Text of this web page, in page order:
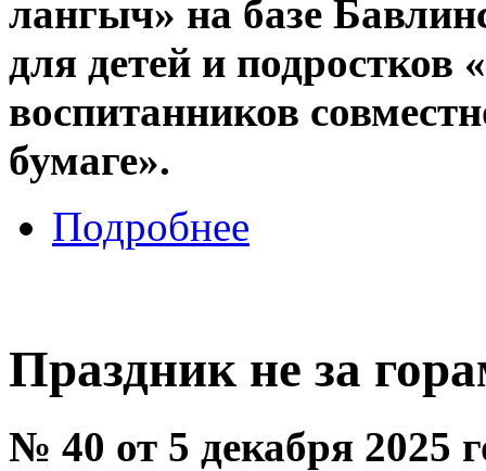
лангыч» на базе
для детей и подростков
воспитанников
бумаге».
Подробнее
Праздник не за
№ 40 от 5 декабря 2025